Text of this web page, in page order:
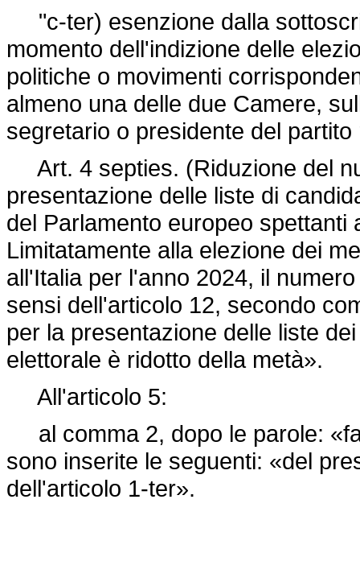
"c-ter) esenzione dalla
momento dell'indizione delle
politiche o movimenti
almeno una delle due Camere,
segretario o presidente del
Art. 4 septies. (Riduzione del
presentazione delle liste di
del Parlamento europeo spettanti
Limitatamente alla elezione dei
all'Italia per l'anno 2024, il
sensi dell'articolo 12, secondo
per la presentazione delle liste
elettorale è ridotto della metà».
All'articolo 5:
al comma 2, dopo le parole:
sono inserite le seguenti: «del
dell'articolo 1-ter».